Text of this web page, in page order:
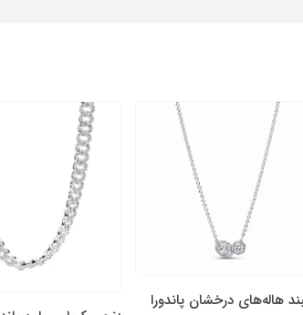
هاله‌های درخشان پاندورا